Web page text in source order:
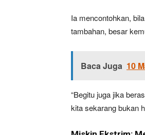
Ia mencontohkan,
tambahan, besar
Baca Juga 10
“Begitu juga jika
kita sekarang bukan